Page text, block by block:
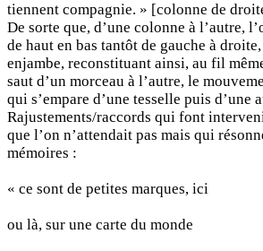
tiennent compagnie. » [colonne de
De sorte que, d’une colonne à l’autre,
de haut en bas tantôt de gauche à
enjambe, reconstituant ainsi, au fil
saut d’un morceau à l’autre, le
qui s’empare d’une tesselle puis d’une
Rajustements/raccords qui font
que l’on n’attendait pas mais qui
mémoires :
« ce sont de petites marques, ici
ou là, sur une carte du monde